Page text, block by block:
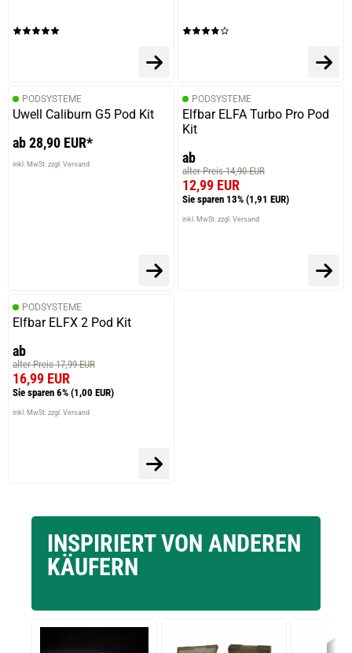
PODSYSTEME
Uwell Caliburn G5 Pod Kit
ab 28,90 EUR*
inkl. MwSt. zzgl. Versand
PODSYSTEME
Elfbar ELFA Turbo Pro Pod
Kit
ab
alter Preis 14,90 EUR
12,99 EUR
Sie sparen 13% (1,91 EUR)
inkl. MwSt. zzgl. Versand
PODSYSTEME
Elfbar ELFX 2 Pod Kit
ab
alter Preis 17,99 EUR
16,99 EUR
Sie sparen 6% (1,00 EUR)
inkl. MwSt. zzgl. Versand
INSPIRIERT VON ANDEREN
KÄUFERN